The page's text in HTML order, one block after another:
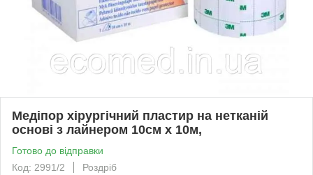
Медіпор хірургічний пластир на нетканій
основі з лайнером 10см x 10м,
Готово до відправки
Код: 2991/2
Роздріб